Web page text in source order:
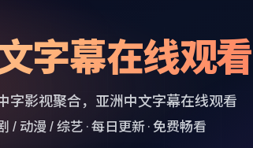
字幕在线观看
字影视聚合， 亚洲中文字幕在线观看
/ 动漫 / 综艺 · 每日更新 · 免费畅看